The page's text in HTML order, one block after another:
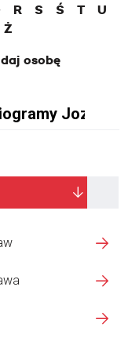
R S Ś T
U
Ż
osobę